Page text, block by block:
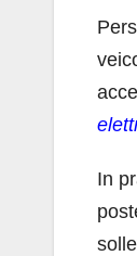
In